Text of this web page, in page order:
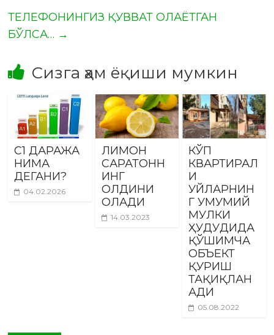
ТЕЛЕФОНИНГИЗ ҚУВВАТ ОЛАЁТГАН
БЎЛСА… →
Сизга ҳам ёқиши мумкин
С1 ДАРАЖА
НИМА
ДЕГАНИ?
04.02.2026
ЛИМОН
САРАТОНН
ИНГ
ОЛДИНИ
ОЛАДИ
14.03.2023
КЎП
КВАРТИРАЛ
И
УЙЛАРНИН
Г УМУМИЙ
МУЛКИ
ҲУДУДИДА
ҚЎШИМЧА
ОБЪЕКТ
ҚУРИШ
ТАҚИҚЛАН
АДИ
05.08.2022